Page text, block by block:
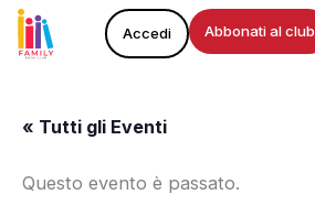
Vai
Accedi Abbonati al club
« Tutti gli Eventi
Questo evento è passato.